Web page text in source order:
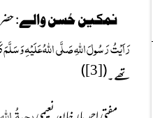
نمکین حُسن والے:
رَاَيْتُ رَسُولَ اللَّهِ صَلَّى اللَّهُ عَلَيْهِ
تھے۔(
[3]
)